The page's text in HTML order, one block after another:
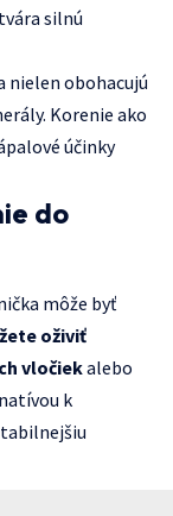
silnú
nielen obohacujú
Korenie ako
účinky
do
môže byť
oživiť
vločiekalebo
k